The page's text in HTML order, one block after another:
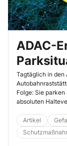
ADAC-
Tagtäglich in den
Folge: Sie
absoluten
Deutschland
erfahren Sie, wo
Ihrer Lkw-Fahrer
Artikel